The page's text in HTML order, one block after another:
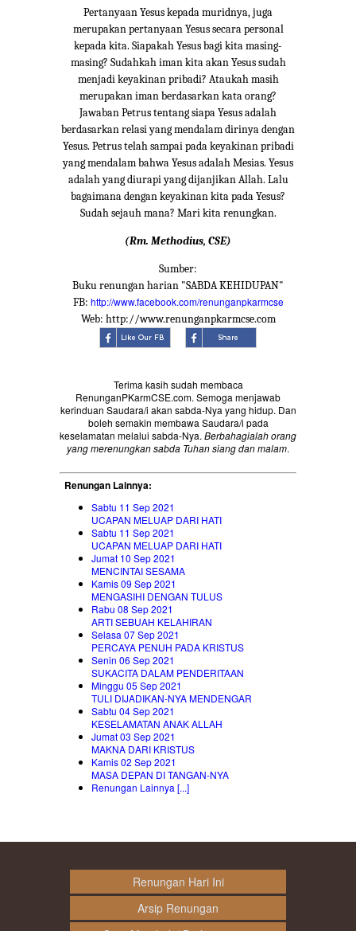
Pertanyaan Yesus kepada muridnya, juga
merupakan pertanyaan Yesus secara personal
kepada kita. Siapakah Yesus bagi kita masing-
masing? Sudahkah iman kita akan Yesus sudah
menjadi keyakinan pribadi? Ataukah masih
merupakan iman berdasarkan kata orang?
Jawaban Petrus tentang siapa Yesus adalah
berdasarkan relasi yang mendalam dirinya dengan
Yesus. Petrus telah sampai pada keyakinan pribadi
yang mendalam bahwa Yesus adalah Mesias. Yesus
adalah yang diurapi yang dijanjikan Allah. Lalu
bagaimana dengan keyakinan kita pada Yesus?
Sudah sejauh mana? Mari kita renungkan.
(Rm. Methodius, CSE)
Sumber:
Buku renungan harian "SABDA KEHIDUPAN"
FB: http://www.facebook.com/renunganpkarmcse
Web: http://www.renunganpkarmcse.com
Terima kasih sudah membaca
RenunganPKarmCSE.com. Semoga menjawab
kerinduan Saudara/i akan sabda-Nya yang hidup. Dan
boleh semakin membawa Saudara/i pada
keselamatan melalui sabda-Nya. Berbahagialah orang
yang merenungkan sabda Tuhan siang dan malam.
Renungan Lainnya:
Sabtu 11 Sep 2021
UCAPAN MELUAP DARI HATI
Sabtu 11 Sep 2021
UCAPAN MELUAP DARI HATI
Jumat 10 Sep 2021
MENCINTAI SESAMA
Kamis 09 Sep 2021
MENGASIHI DENGAN TULUS
Rabu 08 Sep 2021
ARTI SEBUAH KELAHIRAN
Selasa 07 Sep 2021
PERCAYA PENUH PADA KRISTUS
Senin 06 Sep 2021
SUKACITA DALAM PENDERITAAN
Minggu 05 Sep 2021
TULI DIJADIKAN-NYA MENDENGAR
Sabtu 04 Sep 2021
KESELAMATAN ANAK ALLAH
Jumat 03 Sep 2021
MAKNA DARI KRISTUS
Kamis 02 Sep 2021
MASA DEPAN DI TANGAN-NYA
Renungan Lainnya [...]
Renungan Hari Ini
Arsip Renungan